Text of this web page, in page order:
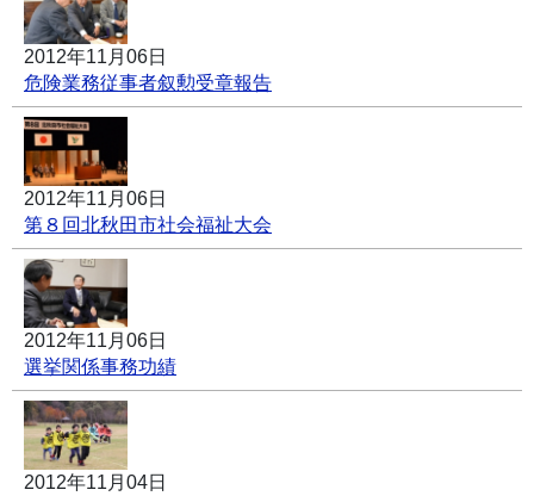
2012年11月06日
危険業務従事者叙勲受章報告
2012年11月06日
第８回北秋田市社会福祉大会
2012年11月06日
選挙関係事務功績
2012年11月04日